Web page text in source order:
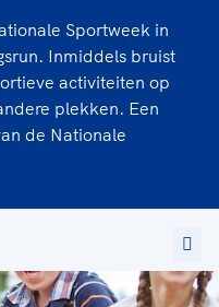
Sportweek in
Inmiddels bruist
activiteiten op
plekken. Een
de Nationale